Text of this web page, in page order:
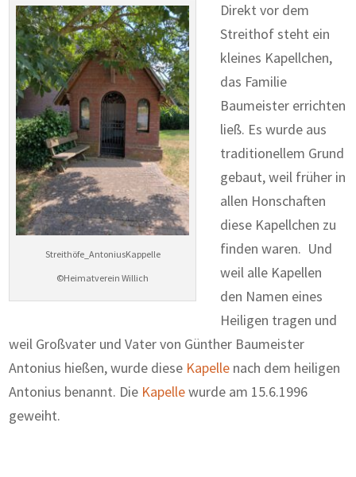
Streithöfe_AntoniusKappelle
©Heimatverein Willich
Direkt vor dem
Streithof steht ein
kleines Kapellchen,
das Familie
Baumeister errichten
ließ. Es wurde aus
traditionellem Grund
gebaut, weil früher in
allen Honschaften
diese Kapellchen zu
finden waren. Und
weil alle Kapellen
den Namen eines
Heiligen tragen und
weil Großvater und Vater von Günther Baumeister
Antonius hießen, wurde diese Kapelle nach dem heiligen
Antonius benannt. Die Kapellewurde am 15.6.1996
geweiht.